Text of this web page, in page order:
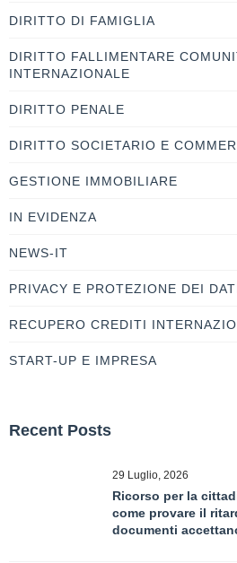
DIRITTO DI FAMIGLIA
DIRITTO FALLIMENTARE
INTERNAZIONALE
DIRITTO PENALE
DIRITTO SOCIETARIO E
GESTIONE IMMOBILIARE
IN EVIDENZA
NEWS-IT
PRIVACY E PROTEZIONE DEI
RECUPERO CREDITI
START-UP E IMPRESA
Recent Posts
29 Luglio, 2026
Ricorso per la
come provare il
documenti